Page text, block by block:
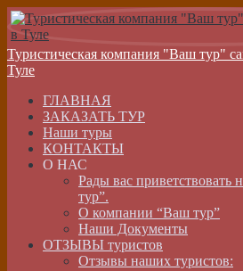
Туристическая компания "Ваш тур"
Туле
ГЛАВНАЯ
ЗАКАЗАТЬ ТУР
Наши туры
КОНТАКТЫ
О НАС
Рады вас приветствовать
тур”.
О компании “Ваш тур”
Наши Документы
ОТЗЫВЫ туристов
Отзывы наших туристов: